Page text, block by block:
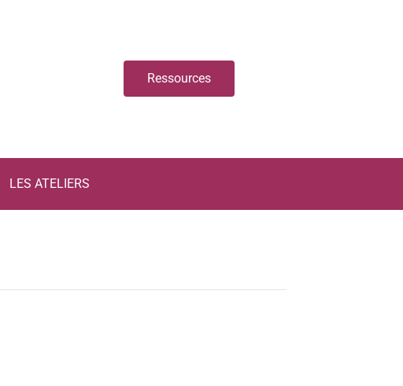
Ressources
LES ATELIERS